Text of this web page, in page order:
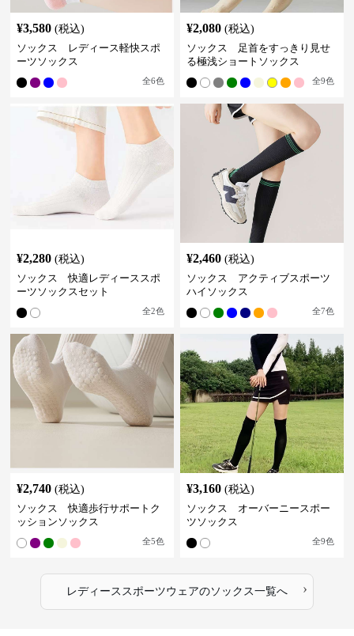
¥3,580 (税込)
ソックス レディース軽快スポ
ーツソックス
全6色
¥2,080 (税込)
ソックス 足首をすっきり見せ
る極浅ショートソックス
全9色
¥2,280 (税込)
ソックス 快適レディーススポ
ーツソックスセット
全2色
¥2,460 (税込)
ソックス アクティブスポーツ
ハイソックス
全7色
¥2,740 (税込)
ソックス 快適歩行サポートク
ッションソックス
全5色
¥3,160 (税込)
ソックス オーバーニースポー
ツソックス
全9色
レディーススポーツウェアのソックス一覧へ ›